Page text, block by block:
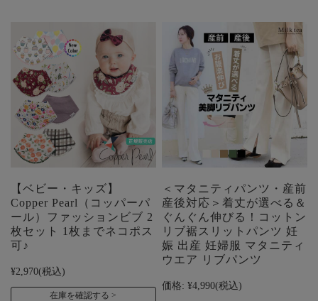
【ベビー・キッズ】
Copper Pearl（コッパーパ
ール）ファッションビブ 2
枚セット 1枚までネコポス
可♪
¥2,970(税込)
在庫を確認する
＜マタニティパンツ・産前
産後対応＞着丈が選べる＆
ぐんぐん伸びる！コットン
リブ裾スリットパンツ 妊
娠 出産 妊婦服 マタニティ
ウエア リブパンツ
価格: ¥4,990(税込)